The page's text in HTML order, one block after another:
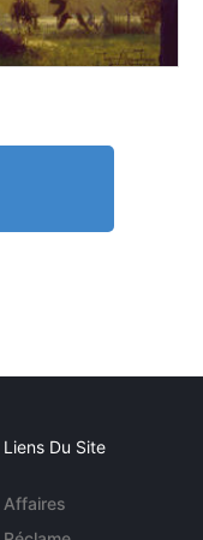
Liens Du Site
Affaires